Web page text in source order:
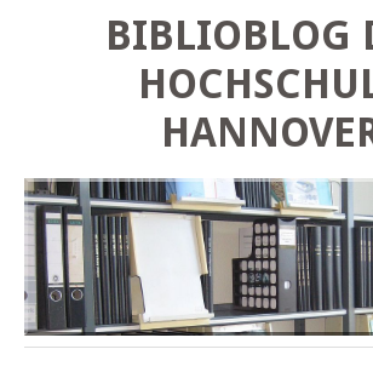
BIBLIOBLOG